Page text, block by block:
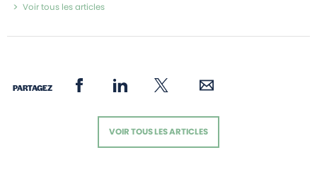
Voir tous les articles
PARTAGEZ
VOIR TOUS LES ARTICLES